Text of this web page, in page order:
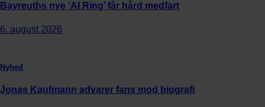
Bayreuths nye ‘AI Ring’ får hård medfart
6. august 2026
Nyhed
Jonas Kaufmann advarer fans mod biografi